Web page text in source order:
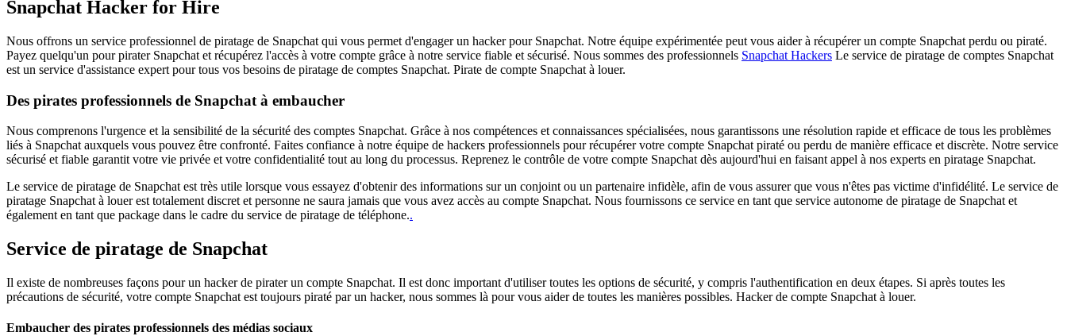
Snapchat Hacker for Hire
Nous offrons un service professionnel de piratage de Snapchat qui vous permet d'engager un hacker pour Snapchat. Notre équipe expérimentée peut vous aider à récupérer un compte Snapchat perdu ou piraté.
Payez quelqu'un pour pirater Snapchat et récupérez l'accès à votre compte grâce à notre service fiable et sécurisé. Nous sommes des professionnels Snapchat Hackers Le service de piratage de comptes Snapchat
est un service d'assistance expert pour tous vos besoins de piratage de comptes Snapchat. Pirate de compte Snapchat à louer.
Des pirates professionnels de Snapchat à embaucher
Nous comprenons l'urgence et la sensibilité de la sécurité des comptes Snapchat. Grâce à nos compétences et connaissances spécialisées, nous garantissons une résolution rapide et efficace de tous les problèmes
liés à Snapchat auxquels vous pouvez être confronté. Faites confiance à notre équipe de hackers professionnels pour récupérer votre compte Snapchat piraté ou perdu de manière efficace et discrète. Notre service
sécurisé et fiable garantit votre vie privée et votre confidentialité tout au long du processus. Reprenez le contrôle de votre compte Snapchat dès aujourd'hui en faisant appel à nos experts en piratage Snapchat.
Le service de piratage de Snapchat est très utile lorsque vous essayez d'obtenir des informations sur un conjoint ou un partenaire infidèle, afin de vous assurer que vous n'êtes pas victime d'infidélité. Le service de
piratage Snapchat à louer est totalement discret et personne ne saura jamais que vous avez accès au compte Snapchat. Nous fournissons ce service en tant que service autonome de piratage de Snapchat et
également en tant que package dans le cadre du service de piratage de téléphone..
Service de piratage de Snapchat
Il existe de nombreuses façons pour un hacker de pirater un compte Snapchat. Il est donc important d'utiliser toutes les options de sécurité, y compris l'authentification en deux étapes. Si après toutes les
précautions de sécurité, votre compte Snapchat est toujours piraté par un hacker, nous sommes là pour vous aider de toutes les manières possibles. Hacker de compte Snapchat à louer.
Embaucher des pirates professionnels des médias sociaux